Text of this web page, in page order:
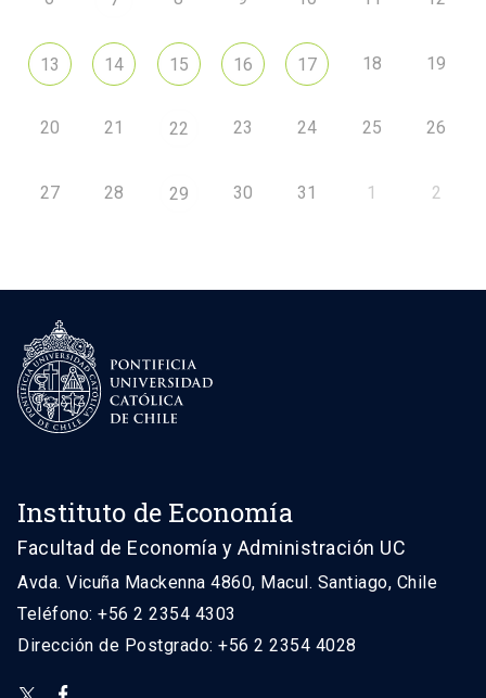
13 14 15 16 17 18 19
20 21 22 23 24 25 26
27 28 29 30 31 1 2
Instituto de Economía
Facultad de Economía y Administración UC
Avda. Vicuña Mackenna 4860, Macul. Santiago, Chile
Teléfono: +56 2 2354 4303
Dirección de Postgrado: +56 2 2354 4028